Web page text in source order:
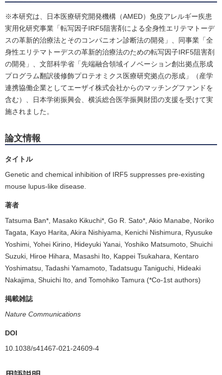
※本研究は、日本医療研究開発機構（AMED）免疫アレルギー疾患
実用化研究事業「転写因子IRF5阻害剤による全身性エリテマトーデ
スの革新的治療法とそのコンパニオン診断法の開発」、同事業「全
身性エリテマトーデスの革新的治療法のための転写因子IRF5阻害剤
の開発」、文部科学省「先端融合領域イノベーション創出拠点形成
プログラム翻訳後修飾プロテオミクス医療研究拠点の形成」（産学
連携協働企業としてエーザイ株式会社からのマッチングファンドを
含む）、日本学術振興会、横浜総合医学振興財団の支援を受けて実
施されました。
論文情報
タイトル
Genetic and chemical inhibition of IRF5 suppresses pre-existing
mouse lupus-like disease.
著者
Tatsuma Ban*, Masako Kikuchi*, Go R. Sato*, Akio Manabe, Noriko
Tagata, Kayo Harita, Akira Nishiyama, Kenichi Nishimura, Ryusuke
Yoshimi, Yohei Kirino, Hideyuki Yanai, Yoshiko Matsumoto, Shuichi
Suzuki, Hiroe Hihara, Masashi Ito, Kappei Tsukahara, Kentaro
Yoshimatsu, Tadashi Yamamoto, Tadatsugu Taniguchi, Hideaki
Nakajima, Shuichi Ito, and Tomohiko Tamura (*Co-1st authors)
掲載雑誌
Nature Communications
DOI
10.1038/s41467-021-24609-4